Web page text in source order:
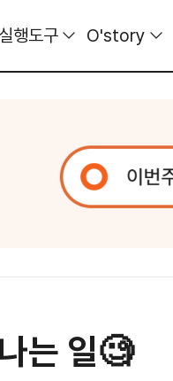
실행도구 O'story
는 일🧐